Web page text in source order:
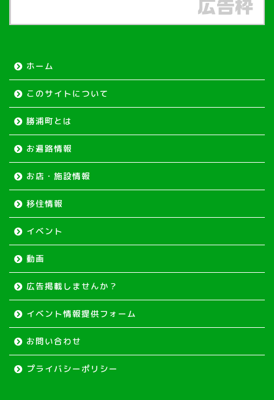
ホーム
このサイトについて
勝浦町とは
お遍路情報
お店・施設情報
移住情報
イベント
動画
広告掲載しませんか？
イベント情報提供フォーム
お問い合わせ
プライバシーポリシー